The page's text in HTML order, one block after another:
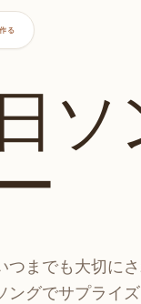
る
ソ
つまでも大切に
グでサプライズ